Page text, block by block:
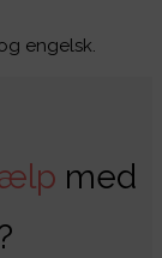
engelsk.
med